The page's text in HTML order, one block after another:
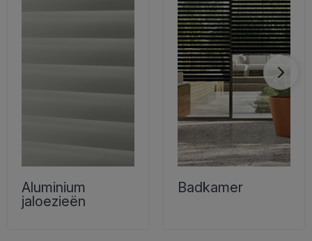
Aluminium
jaloezieën
Badkamer